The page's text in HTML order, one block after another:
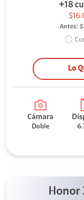
+18
Antes:
Lo
Cámara
Doble
Honor